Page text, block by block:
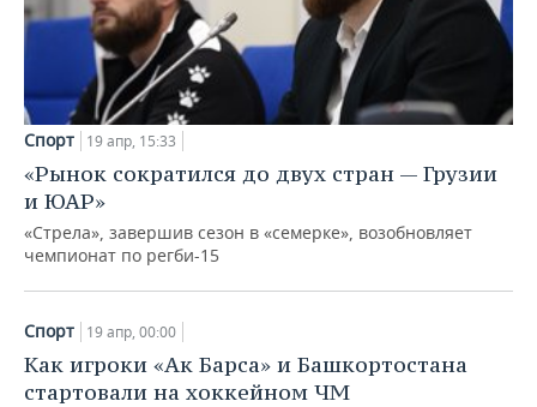
Спорт 19 апр, 15:33
«Рынок сократился до двух стран — Грузии
и ЮАР»
«Стрела», завершив сезон в «семерке», возобновляет
чемпионат по регби-15
Спорт 19 апр, 00:00
Как игроки «Ак Барса» и Башкортостана
стартовали на хоккейном ЧМ